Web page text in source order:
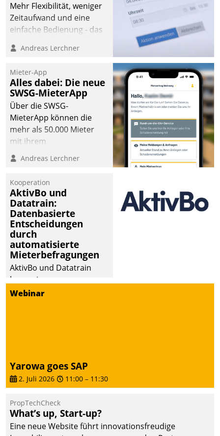
Mehr Flexibilität, weniger
Zeitaufwand und eine
einfache Bedienung - das
Cockpit für mobile
Datatrain. Die meravis
Wohnungsbau- und
Immobilien GmbH hat
sich dabei für den Betrieb
der Lösung über die SAP
Cloud Platform
entschieden - als erstes
Unternehmen am
Andreas Lerchner
Mieter-App
Alles dabei: Die neue
SWSG-MieterApp
Über die SWSG-
MieterApp können die
mehr als 50.000 Mieter
mit ihrem
Wohnungsunternehmen
kommunizieren, auf dem
einsehen und ändern
oder
Schadensmeldungen
abgeben – rund um die
Uhr.
Andreas Lerchner
Kooperation
AktivBo und
Datatrain:
Datenbasierte
Entscheidungen
durch
automatisierte
Mieterbefragungen
AktivBo und Datatrain
kooperieren –
Immobilienunternehmen
zielgerichtete
Mieterbefragungen – eine
starke Grundlage für
intelligente,
datengestützte
Entscheidungen.
Webinar
Yarowa goes SAP
2. Juli 2026 11:00 – 11:30
PropTechCheck
What’s up, Start-up?
Eine neue Website führt innovationsfreudige